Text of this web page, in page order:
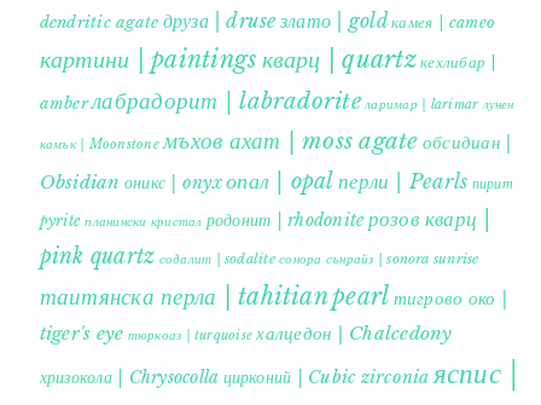
dendritic agate друза | druse злато | gold камея | cameo
картини | paintings кварц | quartzкехлибар |
amberлабрадорит | labradorite ларимар | larimar лунен
камък | Moonstone мъхов ахат | moss agate обсидиан |
Obsidian оникс | onyxопал | opal перли | Pearls пирит |
pyrite планински кристал родонит | rhodonite розов кварц |
pink quartz содалит | sodalite сонора сънрайз | sonora sunrise
таитянска перла | tahitian pearl тигрово око |
tiger's eye тюркоаз | turquoise халцедон | Chalcedony
хризокола | Chrysocolla цирконий | Cubic zirconia яспис |